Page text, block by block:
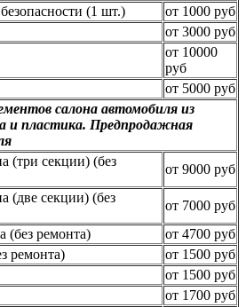
(1 шт.)
от 1000 руб
от 3000 руб
от 10000
руб
от 5000 руб
салона автомобиля из
и пластика. Предпродажная
(три секции) (без
от 9000 руб
(две секции) (без
от 7000 руб
(без ремонта)
от 4700 руб
ремонта)
от 1500 руб
от 1500 руб
от 1700 руб